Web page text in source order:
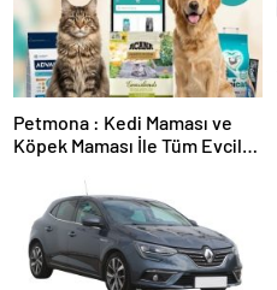
Petmona : Kedi Maması ve
Köpek Maması İle Tüm Evcil